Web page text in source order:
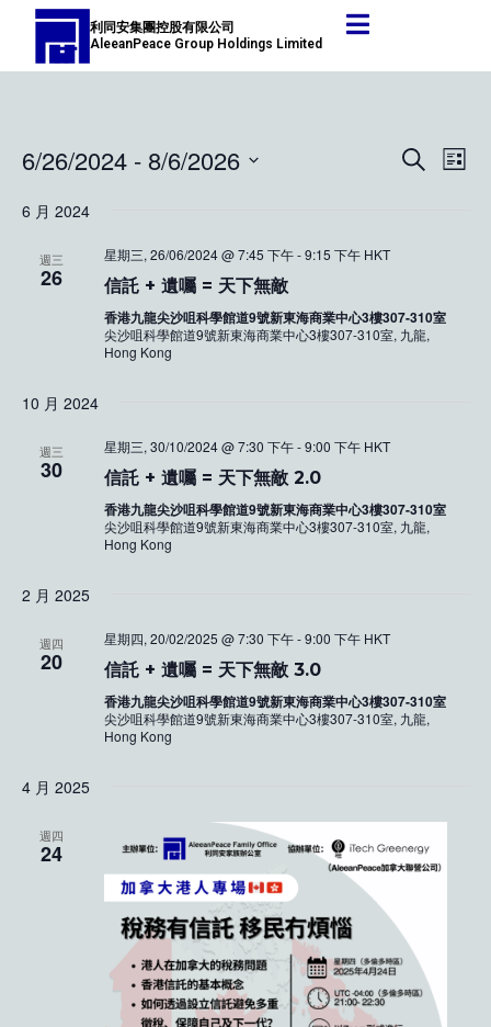
利同安集團控股有限公司
AleeanPeace Group Holdings Limited
活
查
搜
活
清
6/26/2024 - 8/6/2026
擇
期。
6 月 2024
週三
26
星期三, 26/06/2024 @ 7:45 下午-9:15 下午 HKT
信託 + 遺囑 = 天下無敵
香港九龍尖沙咀科學館道9號新東海商業中心3樓307-310室
尖沙咀科學館道9號新東海商業中心3樓307-310室, 九龍,
Hong Kong
10 月 2024
週三
30
星期三, 30/10/2024 @ 7:30 下午-9:00 下午 HKT
信託 + 遺囑 = 天下無敵 2.0
香港九龍尖沙咀科學館道9號新東海商業中心3樓307-310室
尖沙咀科學館道9號新東海商業中心3樓307-310室, 九龍,
Hong Kong
2 月 2025
週四
20
星期四, 20/02/2025 @ 7:30 下午-9:00 下午 HKT
信託 + 遺囑 = 天下無敵 3.0
香港九龍尖沙咀科學館道9號新東海商業中心3樓307-310室
尖沙咀科學館道9號新東海商業中心3樓307-310室, 九龍,
Hong Kong
4 月 2025
週四
24